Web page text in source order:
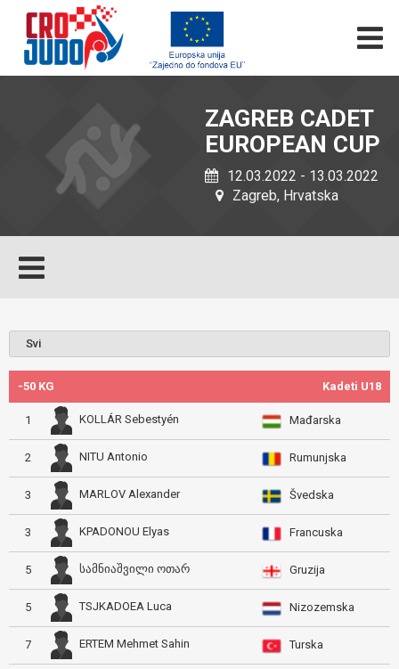
ZAGREB CADET
EUROPEAN CUP
12.03.2022 - 13.03.2022
Zagreb, Hrvatska
-50 KG Kadeti U18
1 KOLLÁR Sebestyén Mađarska
2 NITU Antonio Rumunjska
3 MARLOV Alexander Švedska
3 KPADONOU Elyas Francuska
5 სამნიაშვილი ოთარ Gruzija
5 TSJKADOEA Luca Nizozemska
7 ERTEM Mehmet Sahin Turska